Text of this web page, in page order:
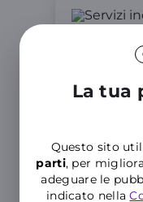
La tua
Questo sito
parti, per
adeguare le
indicato nella
Altre